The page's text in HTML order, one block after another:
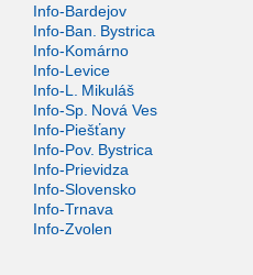
Info-Bardejov
Info-Ban. Bystrica
Info-Komárno
Info-Levice
Info-L. Mikuláš
Info-Sp. Nová Ves
Info-Piešťany
Info-Pov. Bystrica
Info-Prievidza
Info-Slovensko
Info-Trnava
Info-Zvolen